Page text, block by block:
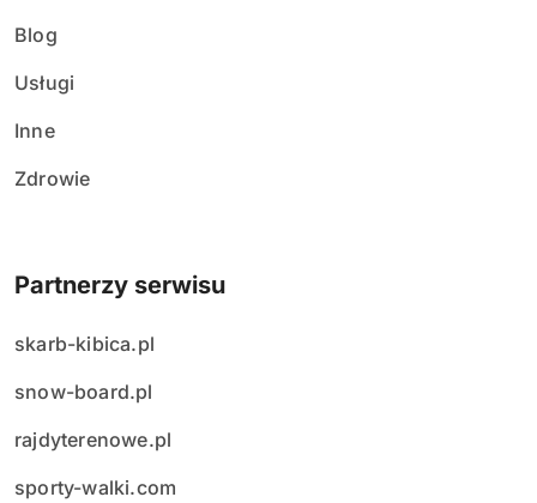
Blog
Usługi
Inne
Zdrowie
Partnerzy serwisu
skarb-kibica.pl
snow-board.pl
rajdyterenowe.pl
sporty-walki.com